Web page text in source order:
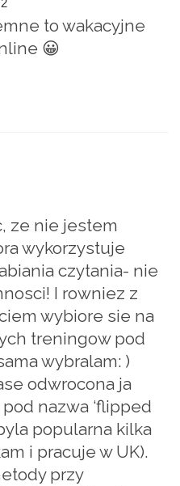
to wakacyjne
😀
ze nie jestem
wykorzystuje
czytania- nie
I rowniez z
wybiore sie na
treningow pod
wybralam: )
odwrocona ja
nazwa ‘flipped
popularna kilka
i pracuje w UK).
przy